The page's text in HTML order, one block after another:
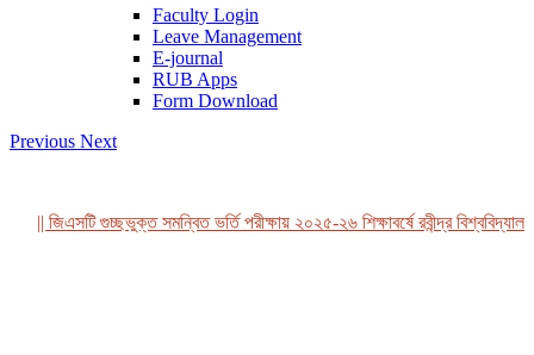
Faculty Login
Leave Management
E-journal
RUB Apps
Form Download
Previous Next
|| জিএসটি গুচ্ছভুক্ত সমন্বিত ভর্তি পরীক্ষায় ২০২৫-২৬ শিক্ষাবর্ষে রবীন্দ্র